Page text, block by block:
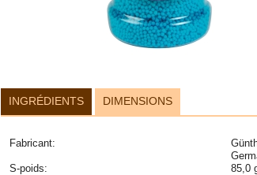
INGRÉDIENTS DIMENSIONS
Fabricant:
S-poids:
85,0